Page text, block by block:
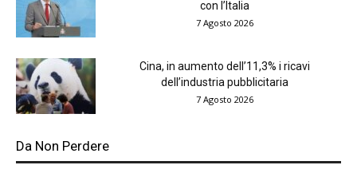
con l’Italia
7 Agosto 2026
Cina, in aumento dell’11,3% i ricavi
dell’industria pubblicitaria
7 Agosto 2026
Da Non Perdere